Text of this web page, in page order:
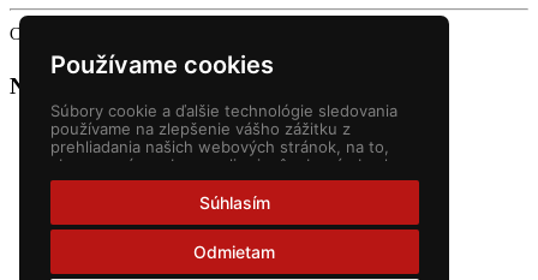
Používame cookies
Súbory cookie a ďalšie technológie sledovania
používame na zlepšenie vášho zážitku z
prehliadania našich webových stránok, na to,
aby sme vám zobrazovali prispôsobený obsah a
cielené reklamy, na analýzu návštevnosti našich
webových stránok a na pochopenie toho, odkiaľ
naši návštevníci prichádzajú.
Súhlasím
Odmietam
Copyright © 2026 MALOVANÝ SVET. All rights reserved.
Nákupný košík